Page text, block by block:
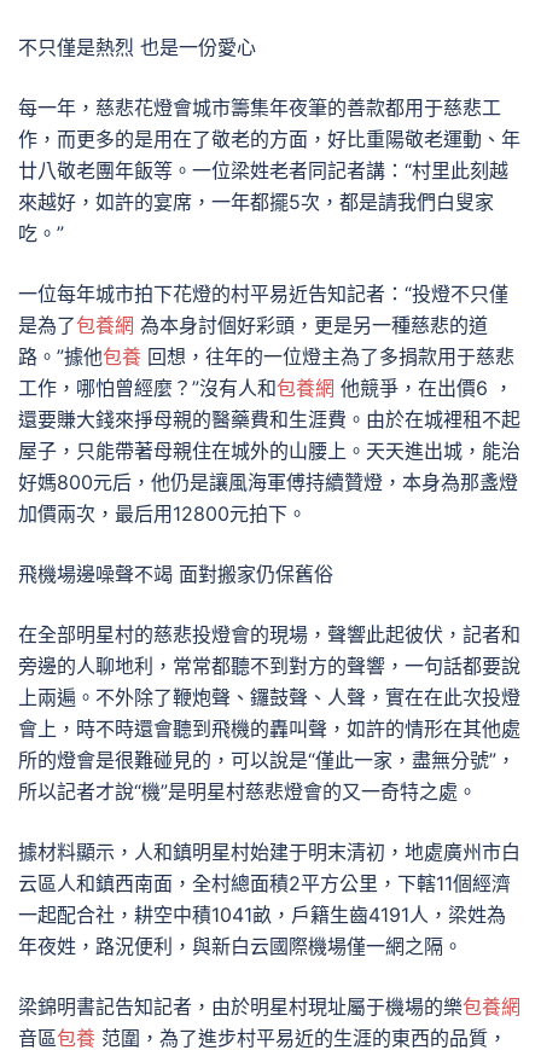
不只僅是熱烈 也是一份愛心
每一年，慈悲花燈會城市籌集年夜筆的善款都用于慈悲工
作，而更多的是用在了敬老的方面，好比重陽敬老運動、年
廿八敬老團年飯等。一位梁姓老者同記者講：“村里此刻越
來越好，如許的宴席，一年都擺5次，都是請我們白叟家
吃。”
一位每年城市拍下花燈的村平易近告知記者：“投燈不只僅
是為了包養網 為本身討個好彩頭，更是另一種慈悲的道
路。”據他包養 回想，往年的一位燈主為了多捐款用于慈悲
工作，哪怕曾經麼？”沒有人和包養網 他競爭，在出價6 ，
還要賺大錢來掙母親的醫藥費和生涯費。由於在城裡租不起
屋子，只能帶著母親住在城外的山腰上。天天進出城，能治
好媽800元后，他仍是讓風海軍傅持續贊燈，本身為那盞燈
加價兩次，最后用12800元拍下。
飛機場邊噪聲不竭 面對搬家仍保舊俗
在全部明星村的慈悲投燈會的現場，聲響此起彼伏，記者和
旁邊的人聊地利，常常都聽不到對方的聲響，一句話都要說
上兩遍。不外除了鞭炮聲、鑼鼓聲、人聲，實在在此次投燈
會上，時不時還會聽到飛機的轟叫聲，如許的情形在其他處
所的燈會是很難碰見的，可以說是“僅此一家，盡無分號”，
所以記者才說“機”是明星村慈悲燈會的又一奇特之處。
據材料顯示，人和鎮明星村始建于明末清初，地處廣州市白
云區人和鎮西南面，全村總面積2平方公里，下轄11個經濟
一起配合社，耕空中積1041畝，戶籍生齒4191人，梁姓為
年夜姓，路況便利，與新白云國際機場僅一網之隔。
梁錦明書記告知記者，由於明星村現址屬于機場的樂包養網
音區包養 范圍，為了進步村平易近的生涯的東西的品質，